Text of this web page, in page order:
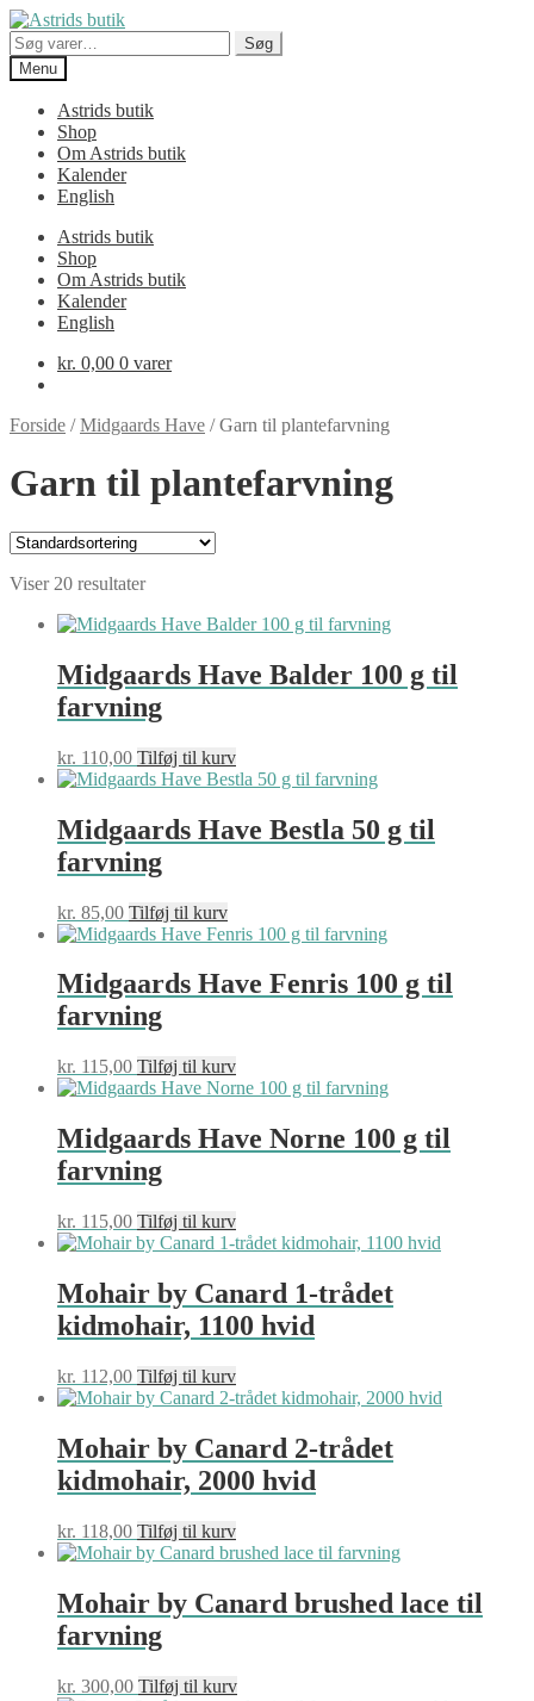
Spring
til
navigation
Spring
til
indhold
Søg
efter:
Søg
Menu
Astrids butik
Shop
Om Astrids butik
Kalender
English
Astrids butik
Shop
Om Astrids butik
Kalender
English
kr. 0,00 0 varer
Forside /Midgaards Have /Garn til plantefarvning
Garn til plantefarvning
Viser 20 resultater
Midgaards Have Balder 100 g til
farvning
kr. 110,00 Tilføj til kurv
Midgaards Have Bestla 50 g til
farvning
kr. 85,00 Tilføj til kurv
Midgaards Have Fenris 100 g til
farvning
kr. 115,00 Tilføj til kurv
Midgaards Have Norne 100 g til
farvning
kr. 115,00 Tilføj til kurv
Mohair by Canard 1-trådet
kidmohair, 1100 hvid
kr. 112,00 Tilføj til kurv
Mohair by Canard 2-trådet
kidmohair, 2000 hvid
kr. 118,00 Tilføj til kurv
Mohair by Canard brushed lace til
farvning
kr. 300,00 Tilføj til kurv